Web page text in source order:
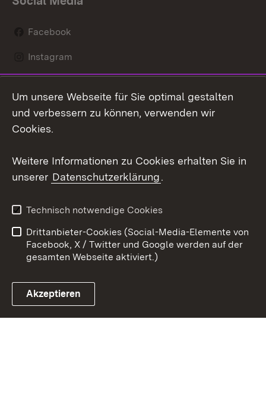
Facebook
Instagram
Mastodon
Youtube
Link zum Landesportal
Kontakt
Datenschutz
Barrierefreiheit
Impressum Cookies
Um unsere Webseite für Sie optimal gestalten
und verbessern zu können, verwenden wir
Cookies.
Weitere Informationen zu Cookies erhalten Sie in
unserer Datenschutzerklärung.
Technisch notwendige Cookies
Drittanbieter-Cookies (Social-Media-Elemente von
Facebook, X / Twitter und Google werden auf der
gesamten Webseite aktiviert.)
Akzeptieren